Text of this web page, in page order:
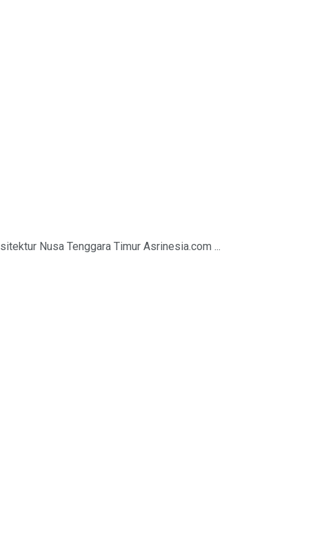
Nusa Tenggara Timur Asrinesia.com ...